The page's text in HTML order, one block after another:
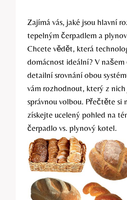
Zajímá vás, jaké jsou hlavní
tepelným čerpadlem a
Chcete vědět, která
domácnost ideální? V
detailní srovnání obou
vám rozhodnout, který z nich
správnou volbou. Přečtěte si
získejte ucelený pohled na
čerpadlo vs. plynový kotel.